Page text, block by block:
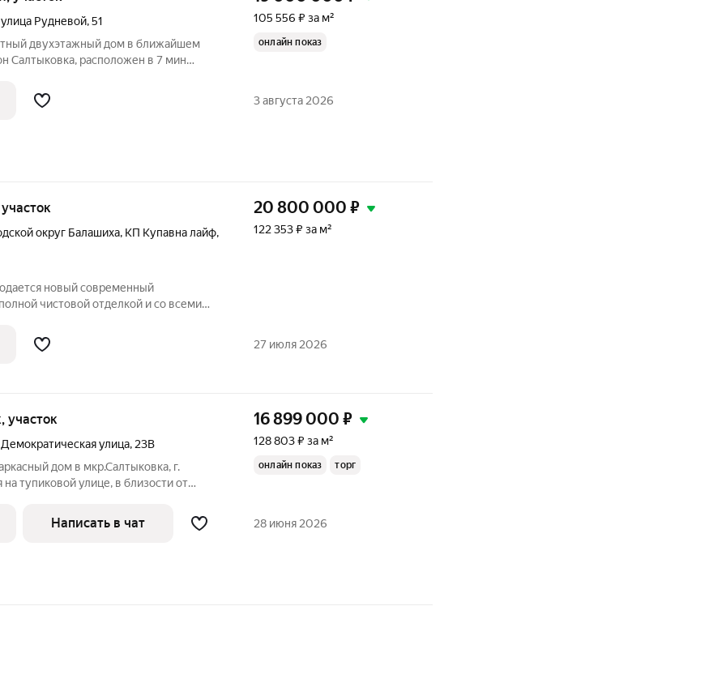
улица Рудневой,51
двухэтажный дом в ближайшем
Салтыковка, расположен в 7 мин
этаж: Холл (прихожая)
105 556 ₽ за м²
онлайн показ
3 августа 2026
округ Балашиха, КП Купавна лайф,
новый современный
чистовой отделкой и со всеми
газовое, водоснабжение-
20 800 000 ₽
122 353 ₽ за м²
27 июля 2026
участок
Демократическая улица, 23В
дом в мкр.Салтыковка, г.
тупиковой улице, в близости от
1 этаж: веранда, котельная, кухня,
16 899 000 ₽
128 803 ₽ за м²
онлайн показ торг
Написать в чат 28 июня 2026